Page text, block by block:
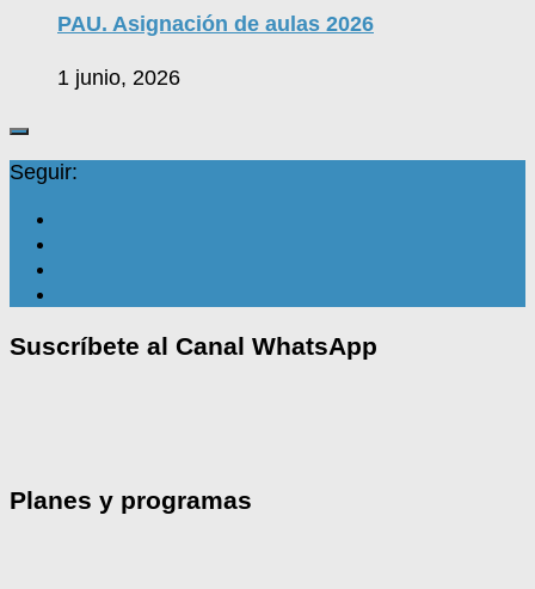
PAU. Asignación de aulas 2026
1 junio, 2026
Seguir:
Suscríbete al Canal WhatsApp
Planes y programas